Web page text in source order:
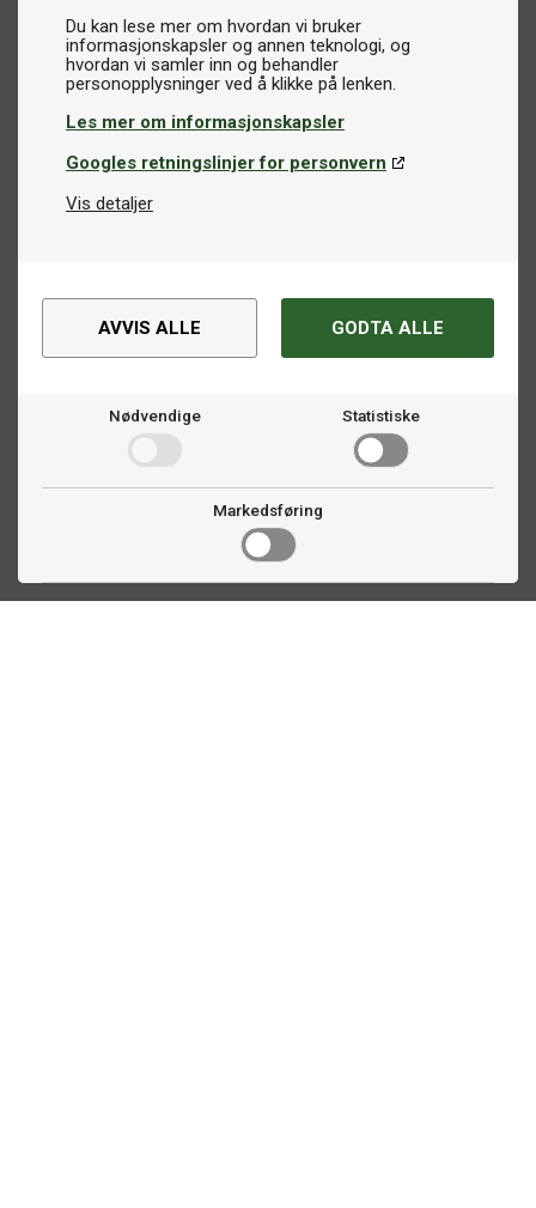
Du kan lese mer om hvordan vi bruker
informasjonskapsler og annen teknologi, og
hvordan vi samler inn og behandler
Les mer om informasjonskapsler
Googles retningslinjer for personvern
Vis detaljer
AVVIS ALLE GODTA ALLE
Nødvendige Statistiske
Markedsføring